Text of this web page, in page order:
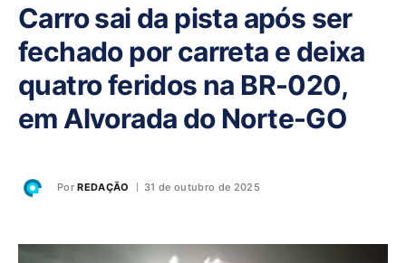
Carro sai da pista após ser
fechado por carreta e deixa
quatro feridos na BR-020,
em Alvorada do Norte-GO
Por REDAÇÃO 31 de outubro de 2025